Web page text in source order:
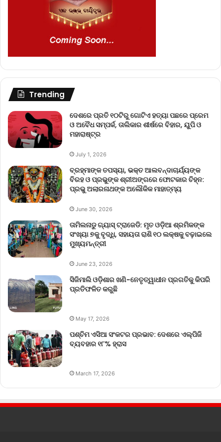
Trending
ଦେଶରେ ପ୍ରତି ୧୦ଟିରୁ ଗୋଟିଏ ହତ୍ୟା ପଛରେ ପ୍ରେମ
ଓ ଅବୈଧ ସମ୍ପର୍କ, ତାଲିକାର ଶୀର୍ଷରେ ବିହାର, ୟୁପି ଓ
ମହାରାଷ୍ଟ୍ର
July 1, 2026
ବ୍ରହ୍ମାଙ୍କ ତପସ୍ୟା, ଭକ୍ତ ଆଲବନ୍ଦାଚାର୍ଯ୍ୟଙ୍କ
ବିରହ ଓ ପ୍ରଭୁଙ୍କ ଶ୍ରୀଅଙ୍ଗରେ ଫୋଟକାର ଚିହ୍ନ:
ପ୍ରଭୁ ଅଲାରନାଥଙ୍କ ଅଲୌକିକ ମାହାତ୍ମ୍ୟ
June 30, 2026
ତାମିଲନାଡୁ ଗ୍ୟାସ୍ ଟ୍ରାଜେଡି: ମୃତ ଓଡ଼ିଆ ଶ୍ରମିକଙ୍କ
ସଂଖ୍ୟା ୭କୁ ବୃଦ୍ଧି, ସହାୟତା ରାଶି ୧୦ ଲକ୍ଷକୁ ବଢ଼ାଇଲେ
ମୁଖ୍ୟମନ୍ତ୍ରୀ
June 23, 2026
ସିଜିମାଲି ଓଡ଼ିଶାର ଖଣି-ନେତୃତ୍ୱାଧୀନ ପ୍ରଗତିକୁ କିପରି
ପ୍ରତିଫଳିତ କରୁଛି
May 17, 2026
ପଶ୍ଚିମ ଏସିଆ ସଂକଟର ପ୍ରଭାବ: ଦେଶରେ ଏଲ୍‌ପିଜି
ବ୍ୟବହାର ୧୮% ହ୍ରାସ
March 17, 2026